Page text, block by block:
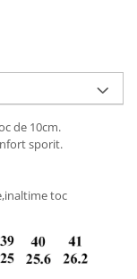
de 10cm.
sporit.
toc